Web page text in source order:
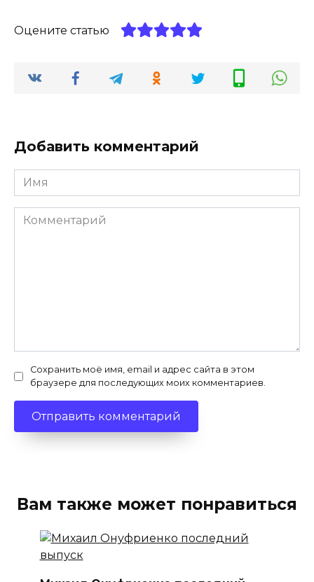
Оцените статью
Добавить комментарий
Имя
*
Комментарий
Сохранить моё имя, email и адрес сайта в этом
браузере для последующих моих комментариев.
Вам также может понравиться